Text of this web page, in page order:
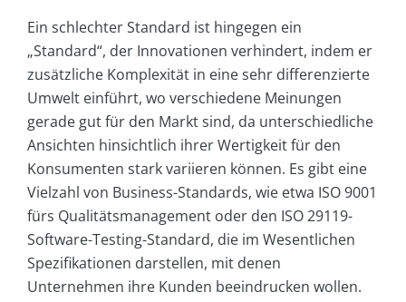
Ein schlechter Standard ist hingegen ein
„Standard“, der Innovationen verhindert, indem er
zusätzliche Komplexität in eine sehr differenzierte
Umwelt einführt, wo verschiedene Meinungen
gerade gut für den Markt sind, da unterschiedliche
Ansichten hinsichtlich ihrer Wertigkeit für den
Konsumenten stark variieren können. Es gibt eine
Vielzahl von Business-Standards, wie etwa ISO 9001
fürs Qualitätsmanagement oder den ISO 29119-
Software-Testing-Standard, die im Wesentlichen
Spezifikationen darstellen, mit denen
Unternehmen ihre Kunden beeindrucken wollen.